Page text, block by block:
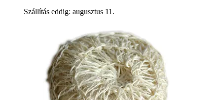
Szállítás eddig: augusztus 11.